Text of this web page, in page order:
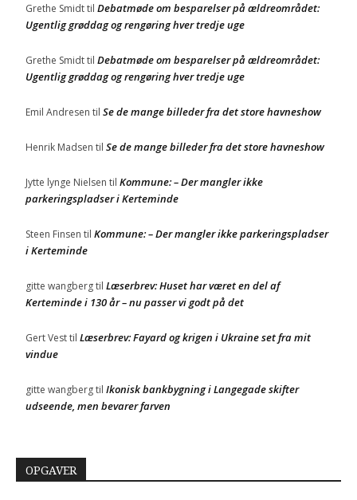
Grethe Smidttil Debatmøde om besparelser på ældreområdet:
Ugentlig grøddag og rengøring hver tredje uge
Grethe Smidttil Debatmøde om besparelser på ældreområdet:
Ugentlig grøddag og rengøring hver tredje uge
Emil Andresen til Se de mange billeder fra det store havneshow
Henrik Madsen til Se de mange billeder fra det store havneshow
Jytte lynge Nielsen til Kommune: – Der mangler ikke
parkeringspladser i Kerteminde
Steen Finsen til Kommune: – Der mangler ikke parkeringspladser
i Kerteminde
gitte wangbergtil Læserbrev: Huset har været en del af
Kerteminde i 130 år – nu passer vi godt på det
Gert Vesttil Læserbrev: Fayard og krigen i Ukraine set fra mit
vindue
gitte wangbergtil Ikonisk bankbygning i Langegade skifter
udseende, men bevarer farven
OPGAVER